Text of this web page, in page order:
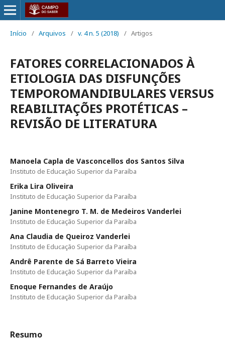
Início / Arquivos / v. 4 n. 5 (2018) / Artigos
FATORES CORRELACIONADOS À
ETIOLOGIA DAS DISFUNÇÕES
TEMPOROMANDIBULARES VERSUS
REABILITAÇÕES PROTÉTICAS –
REVISÃO DE LITERATURA
Manoela Capla de Vasconcellos dos Santos Silva
Instituto de Educação Superior da Paraíba
Erika Lira Oliveira
Instituto de Educação Superior da Paraíba
Janine Montenegro T. M. de Medeiros Vanderlei
Instituto de Educação Superior da Paraíba
Ana Claudia de Queiroz Vanderlei
Instituto de Educação Superior da Paraíba
Andrê Parente de Sá Barreto Vieira
Instituto de Educação Superior da Paraíba
Enoque Fernandes de Araújo
Instituto de Educação Superior da Paraíba
Resumo